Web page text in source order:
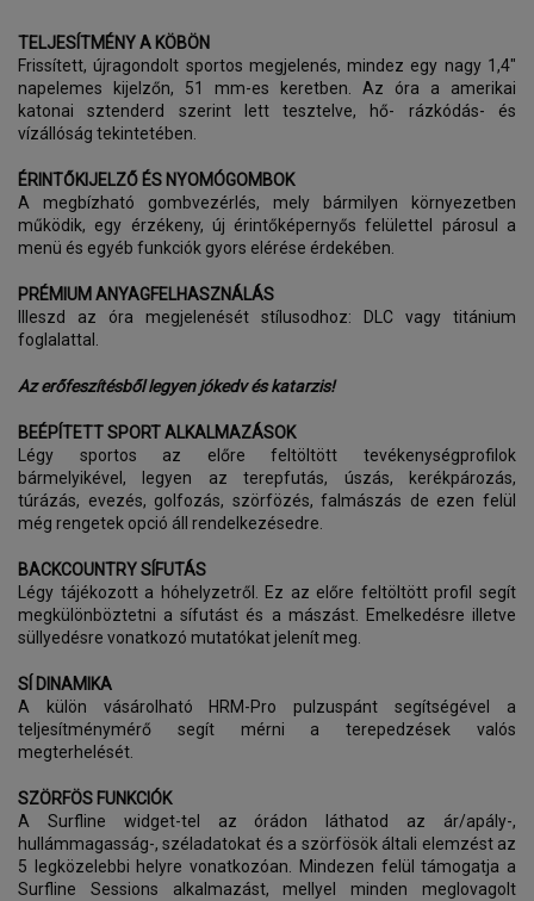
TELJESÍTMÉNY A KÖBÖN
Frissített, újragondolt sportos megjelenés, mindez egy nagy 1,4"
napelemes kijelzőn, 51 mm-es keretben. Az óra a amerikai
katonai sztenderd szerint lett tesztelve, hő- rázkódás- és
vízállóság tekintetében.
ÉRINTŐKIJELZŐ ÉS NYOMÓGOMBOK
A megbízható gombvezérlés, mely bármilyen környezetben
működik, egy érzékeny, új érintőképernyős felülettel párosul a
menü és egyéb funkciók gyors elérése érdekében.
PRÉMIUM ANYAGFELHASZNÁLÁS
Illeszd az óra megjelenését stílusodhoz: DLC vagy titánium
foglalattal.
Az erőfeszítésből legyen jókedv és katarzis!
BEÉPÍTETT SPORT ALKALMAZÁSOK
Légy sportos az előre feltöltött tevékenységprofilok
bármelyikével, legyen az terepfutás, úszás, kerékpározás,
túrázás, evezés, golfozás, szörfözés, falmászás de ezen felül
még rengetek opció áll rendelkezésedre.
BACKCOUNTRY SÍFUTÁS
Légy tájékozott a hóhelyzetről. Ez az előre feltöltött profil segít
megkülönböztetni a sífutást és a mászást. Emelkedésre illetve
süllyedésre vonatkozó mutatókat jelenít meg.
SÍ DINAMIKA
A külön vásárolható HRM-Pro pulzuspánt segítségével a
teljesítménymérő segít mérni a terepedzések valós
megterhelését.
SZÖRFÖS FUNKCIÓK
A Surfline widget-tel az órádon láthatod az ár/apály-,
hullámmagasság-, széladatokat és a szörfösök általi elemzést az
5 legközelebbi helyre vonatkozóan. Mindezen felül támogatja a
Surfline Sessions alkalmazást, mellyel minden meglovagolt